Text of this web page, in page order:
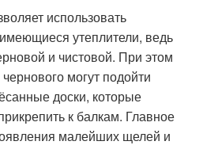
использовать
утеплители, ведь
и чистовой. При этом
могут подойти
доски, которые
к балкам. Главное
малейших щелей и